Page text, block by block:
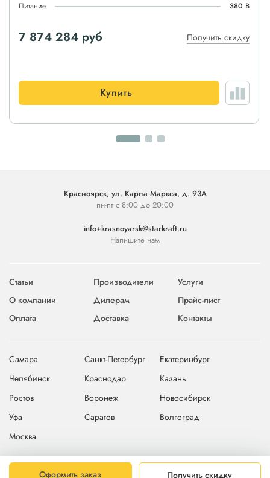
Оформить заказ Получить скидку
Питание
380 В
7 874 284 руб Получить скидку
Купить
Красноярск, ул. Карла Маркса, д. 93А
пн-пт с 8:00 до 20:00
info+krasnoyarsk@starkraft.ru
Напишите нам
Статьи Производители
Услуги
О компании
Дилерам
Прайс-лист
Оплата
Доставка Контакты
Самара Санкт-Петербург
Екатеринбург
Челябинск
Краснодар
Казань
Ростов
Воронеж
Новосибирск
Уфа
Саратов
Волгоград
Москва
© 2004-2026 © Компания Starkraft Карта сайта